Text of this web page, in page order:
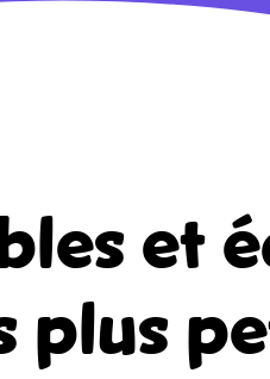
et
plus